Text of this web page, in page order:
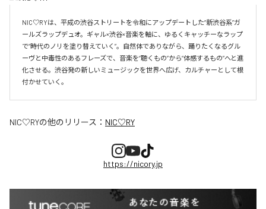
NIC♡RYは、平成の渋谷ストリートを令和にアップデートした“新渋谷系”ガ
ールズラップデュオ。ギャル×渋谷×音楽を軸に、ゆるくキャッチーなラップ
で“時代のノリを塗り替えていく”。自然体でありながら、踊りたくなるグル
ーヴと中毒性のあるフレーズで、音楽を“聴くもの”から“体感するもの”へと進
化させる。渋谷発の新しいミュージックを世界へ広げ、カルチャーとして根
付かせていく。
NIC♡RYの他のリリース： NIC♡RY
https://nicory.jp